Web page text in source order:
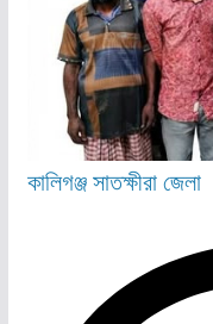
কালিগঞ্জসাতক্ষীরা জেলা